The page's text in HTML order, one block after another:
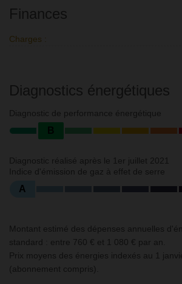
Finances
Charges :
Diagnostics énergétiques
Diagnostic de performance énergétique
B
Diagnostic réalisé après le 1er juillet 2021
Indice d'émission de gaz à effet de serre
A
Montant estimé des dépenses annuelles
standard : entre 760 € et 1 080 € par an.
Prix moyens des énergies indexés au 1
(abonnement compris).